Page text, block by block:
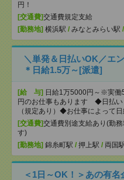
円！
[交通費]交通費規定支給
[勤務地] 横浜駅 / みなとみらい駅 /
＼単発＆日払いOK／エ
＊日給1.5万～[派遣]
[給 与] 日給1万5000円～※実働
円のお仕事もあります ◆日払い
（規定あり）◆お仕事によって
[交通費]交通費別途支給あり(勤
す)
[勤務地] 錦糸町駅 / 押上駅 / 両国
＜1日～OK！＞あの有